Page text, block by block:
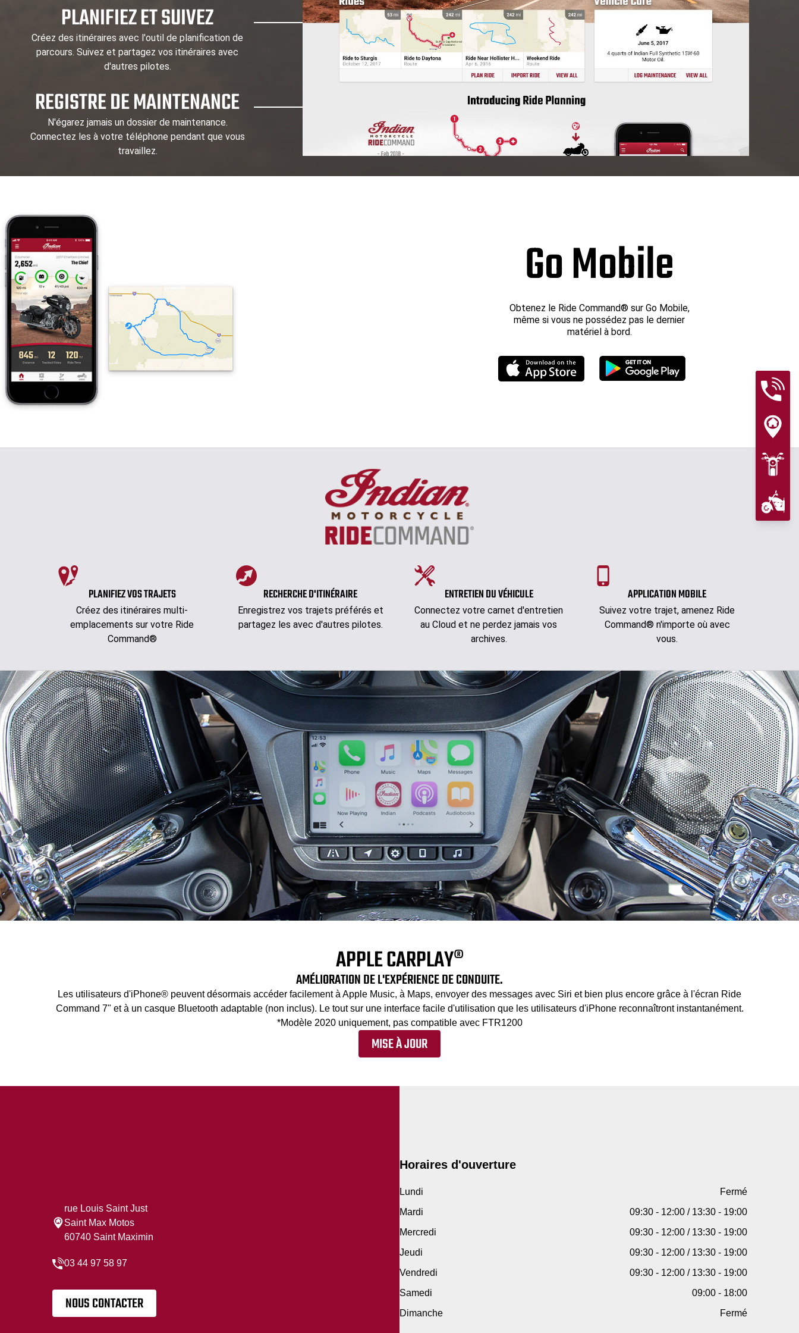
PLANIFIEZ ET SUIVEZ
Créez des itinéraires avec l'outil de planification de
parcours. Suivez et partagez vos itinéraires avec
d'autres pilotes.
REGISTRE DE MAINTENANCE
N'égarez jamais un dossier de maintenance.
Connectez les à votre téléphone pendant que vous
travaillez.
Go Mobile
Obtenez le Ride Command® sur Go Mobile,
même si vous ne possédez pas le dernier
matériel à bord.
PLANIFIEZ VOS TRAJETS
Créez des itinéraires multi-
emplacements sur votre Ride
Command®
RECHERCHE D'ITINÉRAIRE
Enregistrez vos trajets préférés et
partagez les avec d'autres pilotes.
ENTRETIEN DU VÉHICULE
Connectez votre carnet d'entretien
au Cloud et ne perdez jamais vos
archives.
APPLICATION MOBILE
Suivez votre trajet, amenez Ride
Command® n'importe où avec
vous.
APPLE CARPLAY®
AMÉLIORATION DE L'EXPÉRIENCE DE CONDUITE.
Les utilisateurs d'iPhone® peuvent désormais accéder facilement à Apple Music, à Maps, envoyer des messages avec Siri et bien plus encore grâce à l'écran Ride
Command 7" et à un casque Bluetooth adaptable (non inclus). Le tout sur une interface facile d'utilisation que les utilisateurs d'iPhone reconnaîtront instantanément.
*Modèle 2020 uniquement, pas compatible avec FTR1200
MISE À JOUR
rue Louis Saint Just
Saint Max Motos
60740 Saint Maximin
03 44 97 58 97
NOUS CONTACTER
Horaires d'ouverture
Lundi
Fermé
Mardi
09:30 - 12:00 / 13:30 - 19:00
Mercredi
09:30 - 12:00 / 13:30 - 19:00
Jeudi
09:30 - 12:00 / 13:30 - 19:00
Vendredi
09:30 - 12:00 / 13:30 - 19:00
Samedi
09:00 - 18:00
Dimanche
Fermé